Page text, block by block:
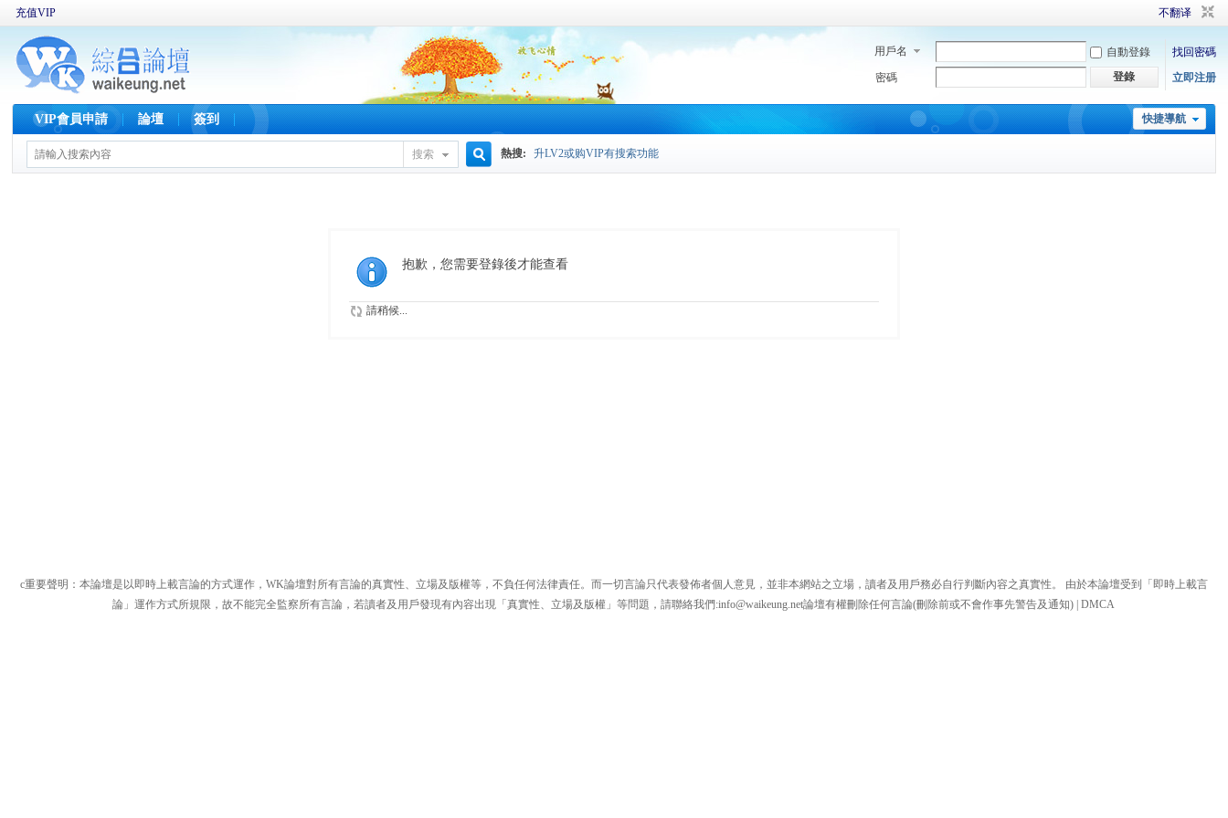
充值VIP 不翻译
用戶名 自動登錄
找回密碼
密碼
登錄 立即注册
快捷導航
VIP會員申請 論壇 簽到
搜索
索
熱搜: 升LV2或购VIP有搜索功能
抱歉，您需要登錄後才能查看
請稍候...
c重要聲明：本論壇是以即時上載言論的方式運作，WK論壇對所有言論的真實性、立場及版權等，不負任何法律責任。而一切言論只代表發佈者個人意見，並非本網站之立場，讀者及用戶務必自行判斷內容之真實性。 由於本論壇受到「即時上載言
論」運作方式所規限，故不能完全監察所有言論，若讀者及用戶發現有內容出現「真實性、立場及版權」等問題，請聯絡我們:info@waikeung.net論壇有權刪除任何言論(刪除前或不會作事先警告及通知) |DMCA